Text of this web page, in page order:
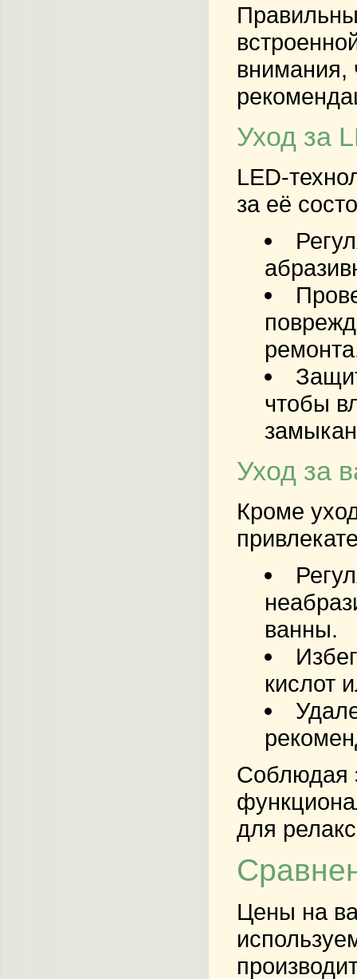
внимания,
Уход за
LED-
за её
чтобы
Уход за
Кроме
ванны.
кислот
Соблюдая
для
Цены на